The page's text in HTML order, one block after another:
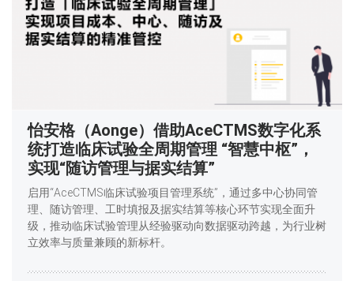
怡安格（Aonge）借助AceCTMS数字化系
统打造临床试验全周期管理 “智慧中枢”，
实现“随访管理与据实结算”
启用“AceCTMS临床试验项目管理系统”，通过多中心协同管
理、随访管理、工时填报及据实结算等核心环节实现全面升
级，推动临床试验管理从经验驱动向数据驱动跨越，为行业树
立效率与质量兼顾的新标杆。